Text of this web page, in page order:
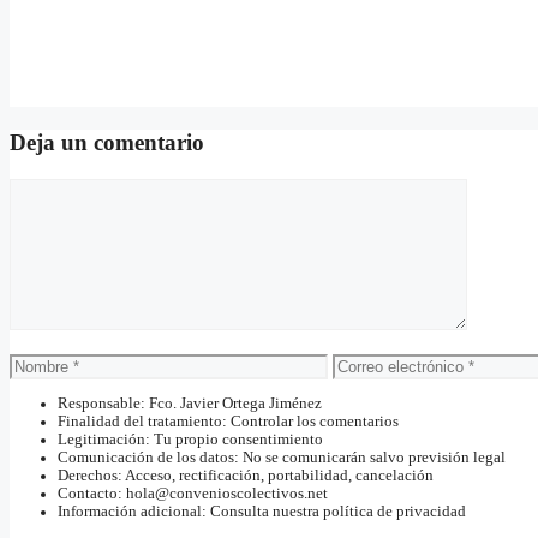
Deja un comentario
Nombre
Correo
electrónico
Responsable: Fco. Javier Ortega Jiménez
Finalidad del tratamiento: Controlar los comentarios
Legitimación: Tu propio consentimiento
Comunicación de los datos: No se comunicarán salvo previsión legal
Derechos: Acceso, rectificación, portabilidad, cancelación
Contacto: hola@convenioscolectivos.net
Información adicional: Consulta nuestra política de privacidad